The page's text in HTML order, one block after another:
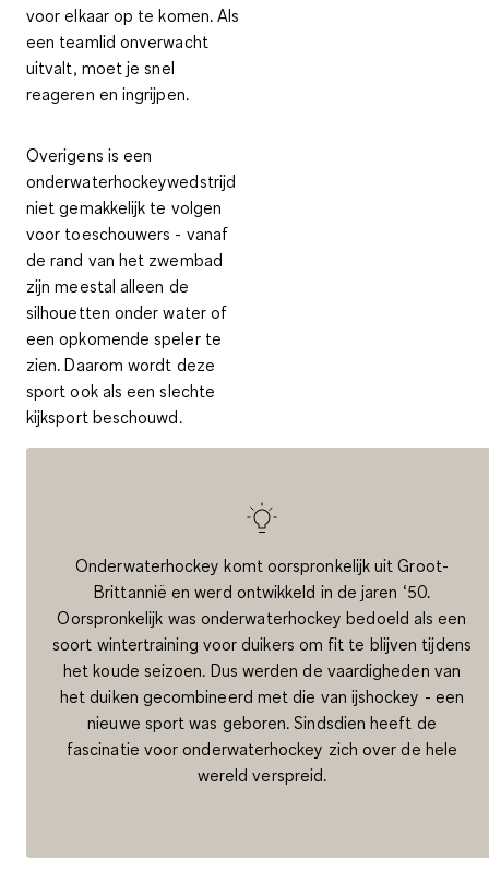
voor elkaar op te komen. Als
een teamlid onverwacht
uitvalt, moet je snel
reageren en ingrijpen.
Overigens is een
onderwaterhockeywedstrijd
niet gemakkelijk te volgen
voor toeschouwers - vanaf
de rand van het zwembad
zijn meestal alleen de
silhouetten onder water of
een opkomende speler te
zien. Daarom wordt deze
sport ook als eenslechte
kijksport beschouwd.
Onderwaterhockey komt oorspronkelijk uit Groot-
Brittannië en werd ontwikkeld in de jaren ‘50.
Oorspronkelijk was onderwaterhockey bedoeld als een
soort wintertraining voor duikers om fit te blijven tijdens
het koude seizoen. Dus werden de vaardigheden van
het duiken gecombineerd met die van ijshockey - een
nieuwe sport was geboren. Sindsdien heeft de
fascinatie voor onderwaterhockey zich over de hele
wereld verspreid.